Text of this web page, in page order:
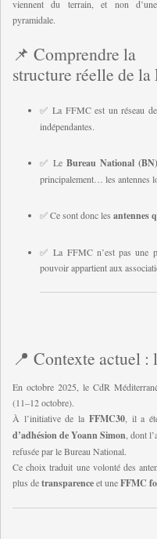
viennent du terrain, et non
pyramidale.
📌 Comprendre la
structure réelle de
✅ La FFMC est un réseau de
indépendantes.
✅ Le Bureau National (BN)
principalement… les antennes
✅ Ce sont donc les antennes
✅ La FFMC n’est pas une
pouvoir appartient aux
📍 Contexte actuel
En octobre 2025, le CdR
(11–12 octobre).
À l’initiative de la FFMC30, il a
d’adhésion de Yoann Simon , dont
refusée par le Bureau National.
Ce choix traduit une volonté des
plus detransparenceet uneFFMC